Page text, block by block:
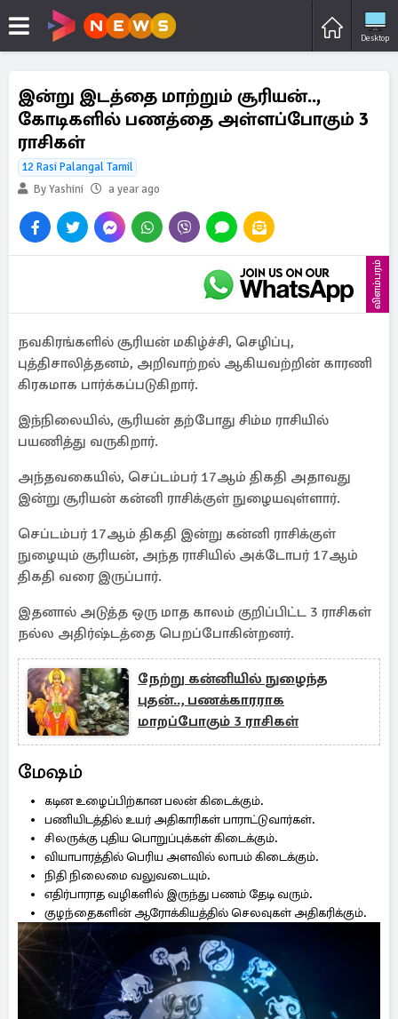
Desktop
இன்று இடத்தை மாற்றும் சூரியன்..,
கோடிகளில் பணத்தை அள்ளப்போகும் 3
ராசிகள்
12 Rasi Palangal Tamil
By Yashini
a year ago
விளம்பரம்
நவகிரங்களில் சூரியன் மகிழ்ச்சி, செழிப்பு,
புத்திசாலித்தனம், அறிவாற்றல் ஆகியவற்றின் காரணி
கிரகமாக பார்க்கப்படுகிறார்.
இந்நிலையில், சூரியன் தற்போது சிம்ம ராசியில்
பயணித்து வருகிறார்.
அந்தவகையில், செப்டம்பர் 17ஆம் திகதி அதாவது
இன்று சூரியன் கன்னி ராசிக்குள் நுழையவுள்ளார்.
செப்டம்பர் 17ஆம் திகதி இன்று கன்னி ராசிக்குள்
நுழையும் சூரியன், அந்த ராசியில் அக்டோபர் 17ஆம்
திகதி வரை இருப்பார்.
இதனால் அடுத்த ஒரு மாத காலம் குறிப்பிட்ட 3 ராசிகள்
நல்ல அதிர்ஷ்டத்தை பெறப்போகின்றனர்.
நேற்று கன்னியில் நுழைந்த
புதன்.., பணக்காரராக
மாறப்போகும் 3 ராசிகள்
மேஷம்
கடின உழைப்பிற்கான பலன் கிடைக்கும்.
பணியிடத்தில் உயர் அதிகாரிகள் பாராட்டுவார்கள்.
சிலருக்கு புதிய பொறுப்புக்கள் கிடைக்கும்.
வியாபாரத்தில் பெரிய அளவில் லாபம் கிடைக்கும்.
நிதி நிலைமை வலுவடையும்.
எதிர்பாராத வழிகளில் இருந்து பணம் தேடி வரும்.
குழந்தைகளின் ஆரோக்கியத்தில் செலவுகள் அதிகரிக்கும்.